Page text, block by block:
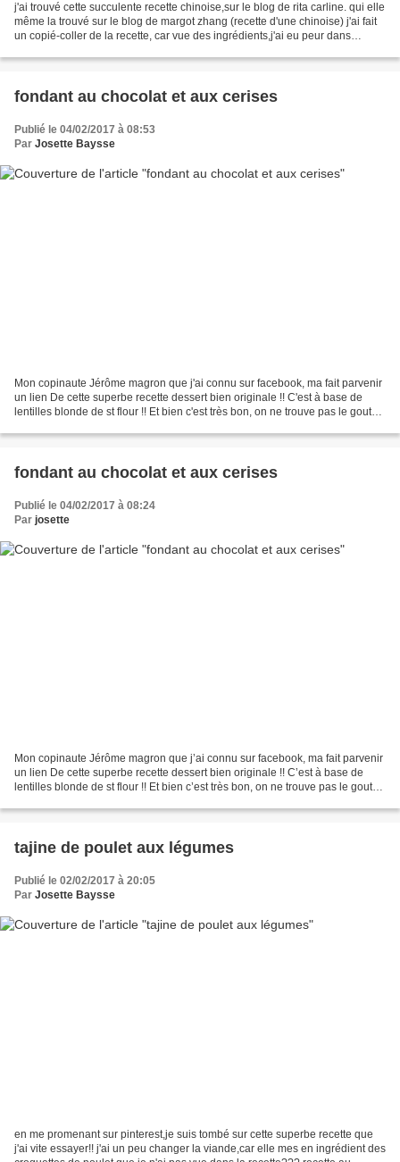
j'ai trouvé cette succulente recette chinoise,sur le blog de rita carline. qui elle
même la trouvé sur le blog de margot zhang (recette d'une chinoise) j'ai fait
un copié-coller de la recette, car vue des ingrédients,j'ai eu peur dans
fondant au chocolat et aux cerises
Publié le 04/02/2017 à 08:53
Par Josette Baysse
Mon copinaute Jérôme magron que j'ai connu sur facebook, ma fait parvenir
un lien De cette superbe recette dessert bien originale !! C'est à base de
lentilles blonde de st flour !! Et bien c'est très bon, on ne trouve pas le gout
fondant au chocolat et aux cerises
Publié le 04/02/2017 à 08:24
Par josette
Mon copinaute Jérôme magron que j’ai connu sur facebook, ma fait parvenir
un lien De cette superbe recette dessert bien originale !! C’est à base de
lentilles blonde de st flour !! Et bien c’est très bon, on ne trouve pas le gout
tajine de poulet aux légumes
Publié le 02/02/2017 à 20:05
Par Josette Baysse
en me promenant sur pinterest,je suis tombé sur cette superbe recette que
j'ai vite essayer!! j'ai un peu changer la viande,car elle mes en ingrédient des